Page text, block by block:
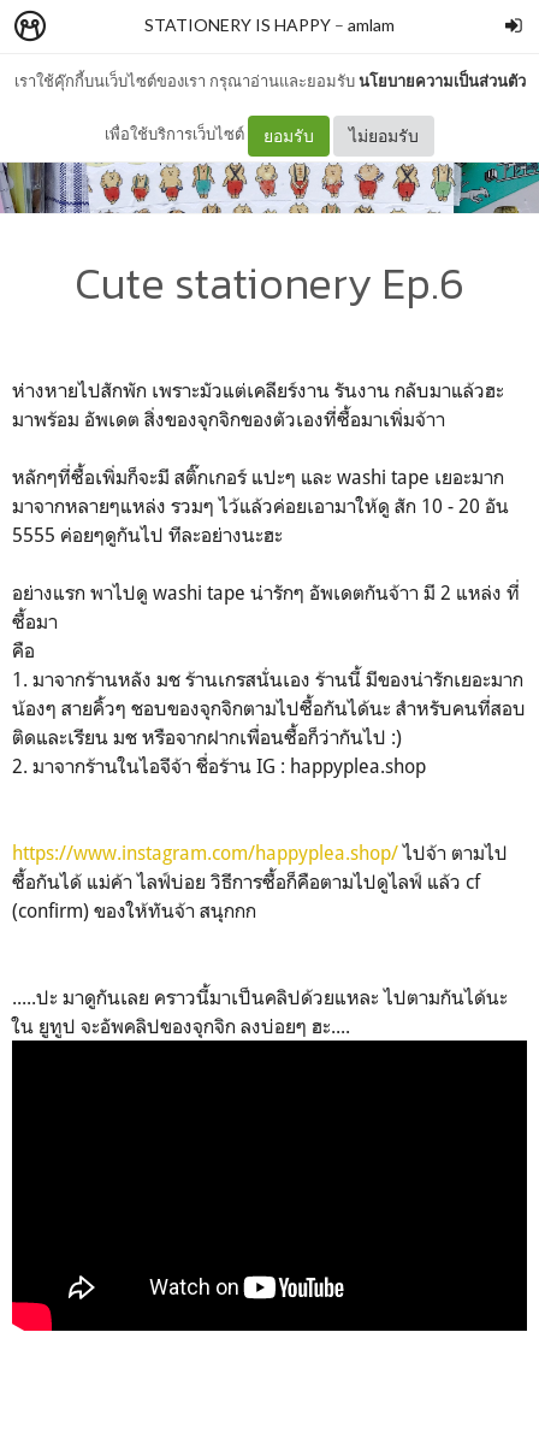
เราใช้คุ๊กกี้บนเว็บไซต์ของเรา กรุณาอ่านและยอมรับนโยบายความเป็นส่วนตัว
เพื่อใช้บริการเว็บไซต์ ยอมรับ ไม่ยอมรับ
STATIONERY IS HAPPY – amlam
Cute stationery Ep.6
ห่างหายไปสักพัก เพราะมัวแต่เคลียร์งาน รันงาน กลับมาแล้วฮะ
มาพร้อม อัพเดต สิ่งของจุกจิกของตัวเองที่ซื้อมาเพิ่มจ้าา
หลักๆที่ซื้อเพิ่มก็จะมี สติ๊กเกอร์ แปะๆ และ washi tape เยอะมาก
มาจากหลายๆแหล่ง รวมๆ ไว้แล้วค่อยเอามาให้ดู สัก 10 - 20 อัน
5555 ค่อยๆดูกันไป ทีละอย่างนะฮะ
อย่างแรก พาไปดู washi tape น่ารักๆ อัพเดตกันจ้าา มี 2 แหล่ง ที่
ซื้อมา
คือ
1. มาจากร้านหลัง มช ร้านเกรสนั่นเอง ร้านนี้ มีของน่ารักเยอะมาก
น้องๆ สายคิ้วๆ ชอบของจุกจิกตามไปซื้อกันได้นะ สำหรับคนที่สอบ
ติดและเรียน มช หรือจากฝากเพื่อนซื้อก็ว่ากันไป :)
2. มาจากร้านในไอจีจ้า ชื่อร้าน IG : happyplea.shop
https://www.instagram.com/happyplea.shop/ไปจ้า ตามไป
ซื้อกันได้ แม่ค้า ไลฟ์บ่อย วิธีการซื้อก็คือตามไปดูไลฟ์ แล้ว cf
(confirm) ของให้ทันจ้า สนุกกก
.....ปะ มาดูกันเลย คราวนี้มาเป็นคลิปด้วยแหละ ไปตามกันได้นะ
ใน ยูทูป จะอัพคลิปของจุกจิก ลงบ่อยๆ ฮะ....